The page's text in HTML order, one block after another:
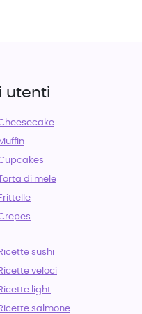
utenti
Muffin
di mele
Frittelle
Ricette sushi
Ricette veloci
Ricette light
Ricette salmone